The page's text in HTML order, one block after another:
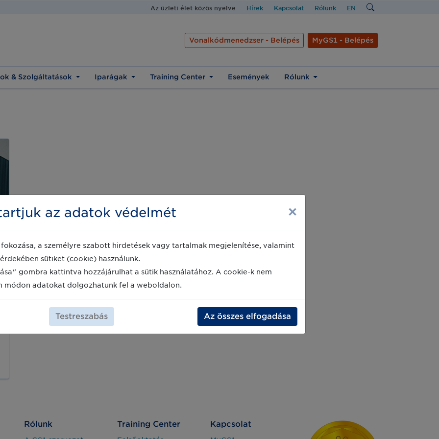
Az üzleti élet közös nyelve Hírek Kapcsolat Rólunk EN
Vonalkódmenedzser - Belépés MyGS1 - Belépés
& Szolgáltatások Iparágak Training Center Események Rólunk
Rólunk Training Center Kapcsolat
az adatok védelmét ×
a személyre szabott hirdetések vagy tartalmak megjelenítése, valamint
sütiket (cookie) használunk.
gombra kattintva hozzájárulhat a sütik használatához. A cookie-k nem
módon adatokat dolgozhatunk fel a weboldalon.
Testreszabás Az összes elfogadása